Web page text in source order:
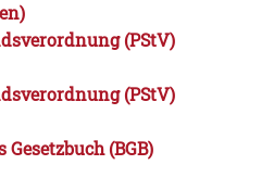
(PStV)
(PStV)
(BGB)